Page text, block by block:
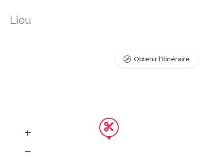
Lieu
Obtenir l'itinéraire